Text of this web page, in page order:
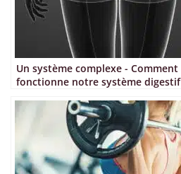
Un système complexe - Comment
fonctionne notre système digestif